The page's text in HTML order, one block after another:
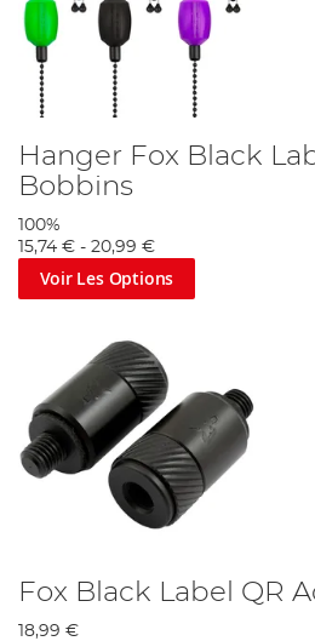
Hanger Fox Black
Bobbins
100%
15,74 € - 20,99 €
Voir Les Options
Fox Black Label QR
18,99 €